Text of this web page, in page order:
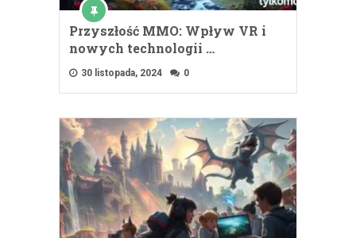
Przyszłość MMO: Wpływ VR i
nowych technologii …
30 listopada, 2024 0